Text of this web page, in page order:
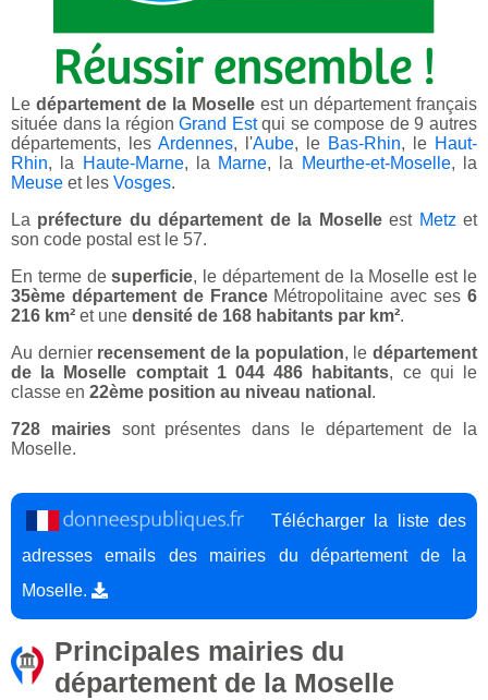
Le département de la Moselle est un département français
située dans la régionGrand Estqui se compose de 9 autres
départements, les Ardennes, l'Aube, le Bas-Rhin, le Haut-
Rhin, la Haute-Marne, la Marne, la Meurthe-et-Moselle, la
Meuse et les Vosges.
La préfecture du département de la Moselleest Metz et
son code postal est le 57.
En terme desuperficie, le département de la Moselle est le
35ème département de FranceMétropolitaine avec ses6
216 km² et une densité de 168 habitants par km².
Au dernier recensement de la population, ledépartement
de la Moselle comptait 1 044 486 habitants, ce qui le
classe en 22ème position au niveau national .
728 mairiessont présentes dans le département de la
Moselle.
Télécharger la liste des
adresses emails des mairies du département de la
Moselle.
Principales mairies du
département de la Moselle